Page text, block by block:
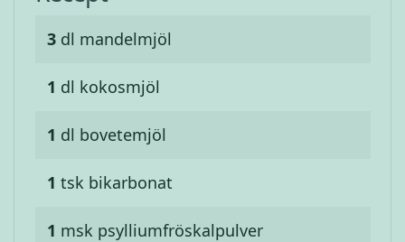
3 dl mandelmjöl
1 dl kokosmjöl
1 dl bovetemjöl
1 tsk bikarbonat
1 msk psylliumfröskalpulver